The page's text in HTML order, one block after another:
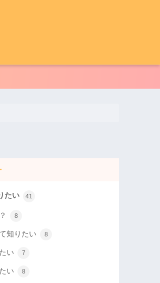
たい 41
8
知りたい 8
い 7
い 8